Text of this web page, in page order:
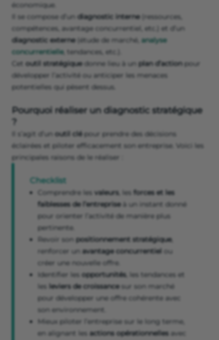
économique.
Il se compose d’un diagnostic interne(ressources,
compétences, avantage concurrentiel, etc.) et d’un
diagnostic externe(étude de marché, analyse
concurrentielle, tendances, etc.).
Cet outil stratégiquedonne lieu à un plan d’action pour
développer l’activité ou anticiper les menaces
potentielles qui pèsent dessus.
Pourquoi réaliser un diagnostic stratégique
?
Il s’agit d’un outil clé pour prendre des décisions
éclairées et piloter efficacement son entreprise. Voici les
principales raisons de le réaliser :
Checklist
Comprendre les valeurs, les forces et les
faiblesses de l’entrepriseà un instant donné
pour orienter l’activité de manière plus
pertinente.
Revoir son positionnement stratégique,
renforcer un avantage concurrentiel ou
créer une nouvelle offre.
Identifier les opportunités, les tendances et
les leviers de croissancesur son marché
pour développer une offre cohérente avec
son environnement.
Mieux piloter l’entreprise sur le long terme,
en alignant les actions opérationnelles avec